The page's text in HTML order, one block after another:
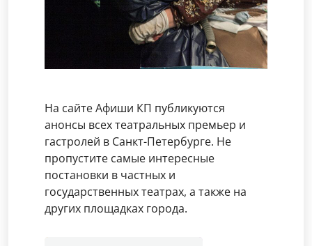
На сайте Афиши КП публикуются
анонсы всех театральных премьер и
гастролей в Санкт-Петербурге. Не
пропустите самые интересные
постановки в частных и
государственных театрах, а также на
других площадках города.